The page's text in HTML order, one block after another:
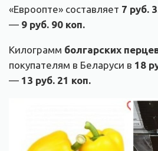
«Евроопте» составляет 7 руб.
— 9 руб. 90 коп.
Килограмм болгарских
покупателям в Беларуси в 18
— 13 руб. 21 коп.